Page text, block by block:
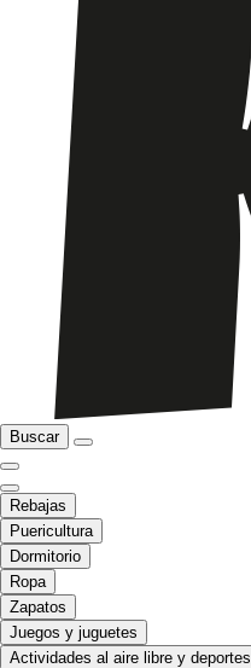
Buscar
Rebajas
Puericultura
Dormitorio
Ropa
Zapatos
Juegos y juguetes
Actividades al aire libre y deportes